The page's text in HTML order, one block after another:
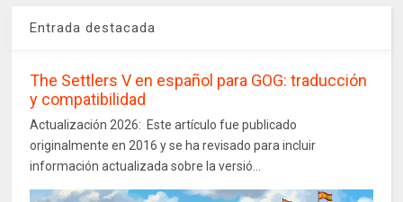
Entrada destacada
The Settlers V en español para GOG: traducción
y compatibilidad
Actualización 2026: Este artículo fue publicado
originalmente en 2016 y se ha revisado para incluir
información actualizada sobre la versió...